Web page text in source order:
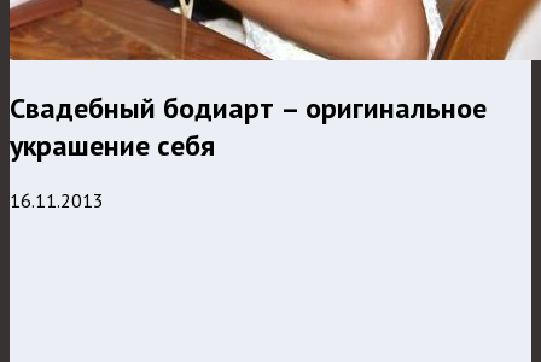
Свадебный бодиарт – оригинальное
украшение себя
16.11.2013